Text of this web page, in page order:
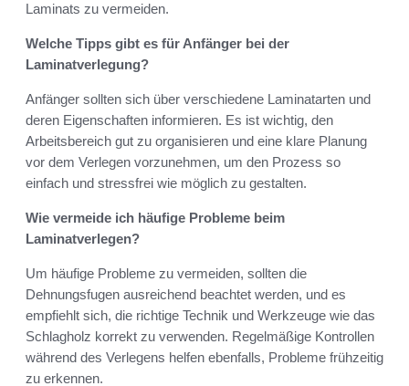
Laminats zu vermeiden.
Welche Tipps gibt es für Anfänger bei der
Laminatverlegung?
Anfänger sollten sich über verschiedene Laminatarten und
deren Eigenschaften informieren. Es ist wichtig, den
Arbeitsbereich gut zu organisieren und eine klare Planung
vor dem Verlegen vorzunehmen, um den Prozess so
einfach und stressfrei wie möglich zu gestalten.
Wie vermeide ich häufige Probleme beim
Laminatverlegen?
Um häufige Probleme zu vermeiden, sollten die
Dehnungsfugen ausreichend beachtet werden, und es
empfiehlt sich, die richtige Technik und Werkzeuge wie das
Schlagholz korrekt zu verwenden. Regelmäßige Kontrollen
während des Verlegens helfen ebenfalls, Probleme frühzeitig
zu erkennen.